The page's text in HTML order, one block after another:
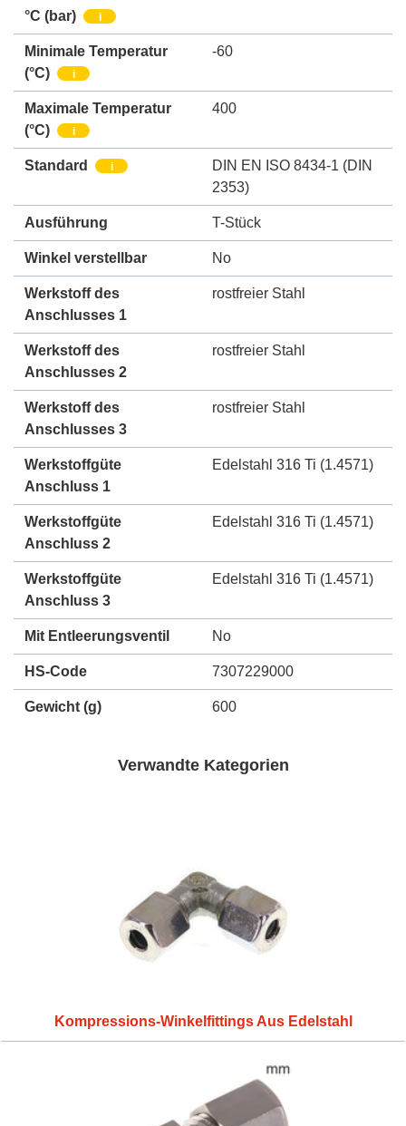
°C (bar)
i
Minimale Temperatur
(°C)
i
-60
Maximale Temperatur
(°C)
i
400
Standard i
DIN EN ISO 8434-1 (DIN
2353)
Ausführung T-Stück
Winkel verstellbar No
Werkstoff des
Anschlusses 1
rostfreier Stahl
Werkstoff des
Anschlusses 2
rostfreier Stahl
Werkstoff des
Anschlusses 3
rostfreier Stahl
Werkstoffgüte
Anschluss 1
Edelstahl 316 Ti (1.4571)
Werkstoffgüte
Anschluss 2
Edelstahl 316 Ti (1.4571)
Werkstoffgüte
Anschluss 3
Edelstahl 316 Ti (1.4571)
Mit Entleerungsventil No
HS-Code 7307229000
Gewicht (g) 600
Verwandte Kategorien
Kompressions-Winkelfittings Aus Edelstahl